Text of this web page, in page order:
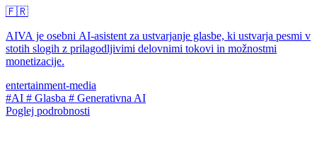
🇫🇷
AIVA je osebni AI-asistent za ustvarjanje glasbe, ki ustvarja pesmi v
stotih slogih z prilagodljivimi delovnimi tokovi in možnostmi
monetizacije.
entertainment-media
#AI # Glasba # Generativna AI
Poglej podrobnosti